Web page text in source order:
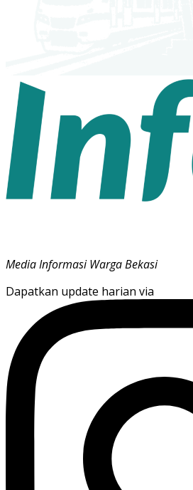
Media Informasi Warga Bekasi
Dapatkan update harian via